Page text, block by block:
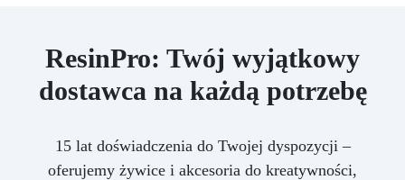
ResinPro: Twój wyjątkowy
dostawca na każdą potrzebę
15 lat doświadczenia do Twojej dyspozycji –
oferujemy żywice i akcesoria do kreatywności,